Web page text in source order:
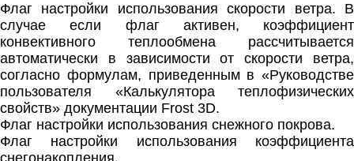
Флаг настройки использования скорости ветра. В
случае если флаг активен, коэффициент
конвективного теплообмена рассчитывается
автоматически в зависимости от скорости ветра,
согласно формулам, приведенным в «Руководстве
пользователя «Калькулятора теплофизических
свойств» документации Frost 3D.
Флаг настройки использования снежного покрова.
Флаг настройки использования коэффициента